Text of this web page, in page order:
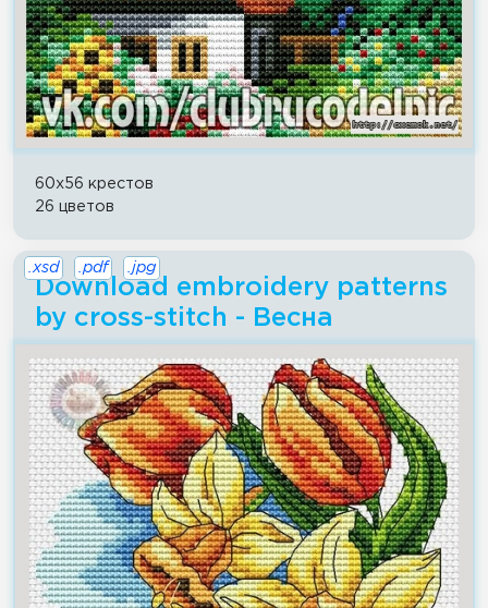
60x56 крестов
26 цветов
Download embroidery patterns
by cross-stitch - Весна
.xsd .pdf .jpg